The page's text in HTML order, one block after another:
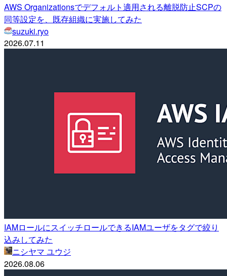
AWS Organizationsでデフォルト適用される離脱防止SCPの
同等設定を、既存組織に実施してみた
suzuki.ryo
2026.07.11
IAMロールにスイッチロールできるIAMユーザをタグで絞り
込みしてみた
ニシヤマ ユウジ
2026.08.06